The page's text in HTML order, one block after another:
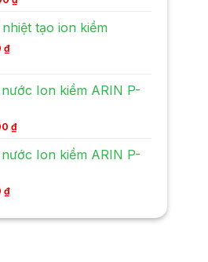
tạo ion kiềm
₫
Ion kiềm ARIN P-
₫
Ion kiềm ARIN P-
₫